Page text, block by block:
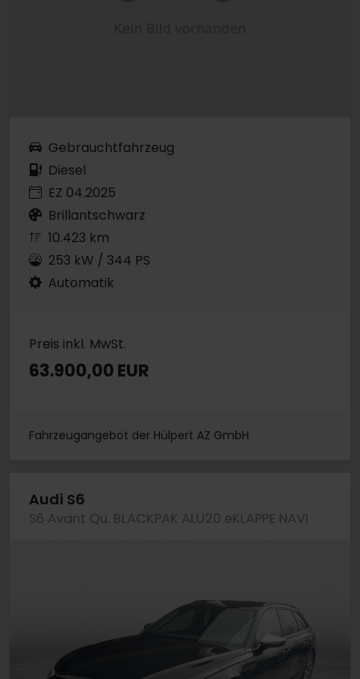
Gebrauchtfahrzeug
Diesel
EZ 04.2025
Brillantschwarz
10.423 km
253 kW / 344 PS
Automatik
Preis inkl. MwSt.
63.900,00 EUR
Fahrzeugangebot der Hülpert AZ GmbH
Audi S6
S6 Avant Qu. BLACKPAK ALU20 eKLAPPE NAVI